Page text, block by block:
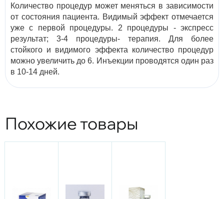
Количество процедур может меняться в зависимости
от состояния пациента. Видимый эффект отмечается
уже с первой процедуры. 2 процедуры - экспресс
результат; 3-4 процедуры- терапия. Для более
стойкого и видимого эффекта количество процедур
можно увеличить до 6. Инъекции проводятся один раз
в 10-14 дней.
Похожие товары